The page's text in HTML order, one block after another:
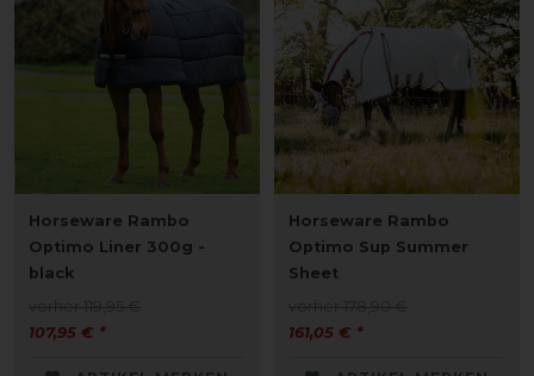
Horseware Rambo
Optimo Liner 300g -
black
107,95 € *
Horseware Rambo
Optimo Sup Summer
Sheet
161,05 € *